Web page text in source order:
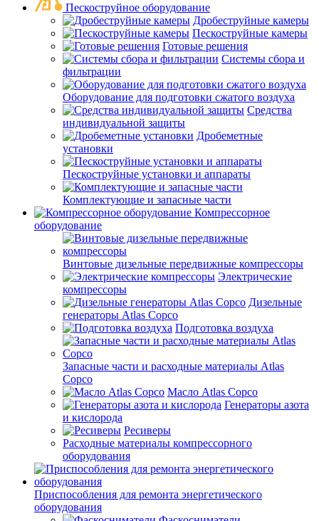
Пескоструйное оборудование
Дробеструйные камеры
Пескоструйные камеры
Готовые решения
Системы сбора и
фильтрации
Оборудование для подготовки сжатого воздуха
Средства
индивидуальной защиты
Дробеметные
установки
Пескоструйные установки и аппараты
Комплектующие и запасные части
Компрессорное
оборудование
Винтовые дизельные передвижные компрессоры
Электрические
компрессоры
Дизельные
генераторы Atlas Copco
Подготовка воздуха
Запасные части и расходные материалы Atlas
Copco
Масло Atlas Copco
Генераторы азота
и кислорода
Ресиверы
Расходные материалы компрессорного
оборудования
Приспособления для ремонта энергетического
оборудования